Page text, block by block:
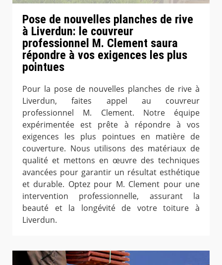
Pose de nouvelles planches de rive
à Liverdun: le couvreur
professionnel M. Clement saura
répondre à vos exigences les plus
pointues
Pour la pose de nouvelles planches de rive à
Liverdun, faites appel au couvreur
professionnel M. Clement. Notre équipe
expérimentée est prête à répondre à vos
exigences les plus pointues en matière de
couverture. Nous utilisons des matériaux de
qualité et mettons en œuvre des techniques
avancées pour garantir un résultat esthétique
et durable. Optez pour M. Clement pour une
intervention professionnelle, assurant la
beauté et la longévité de votre toiture à
Liverdun.